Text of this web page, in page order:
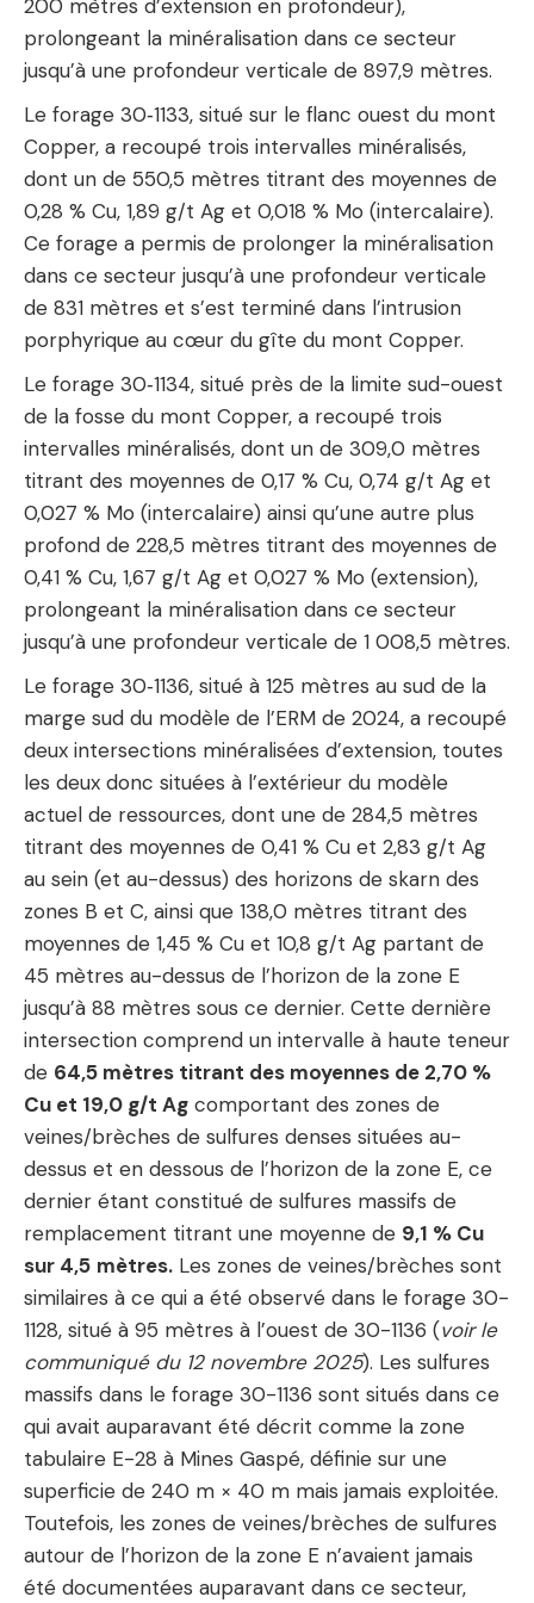
200 mètres d’extension en profondeur),
prolongeant la minéralisation dans ce secteur
jusqu’à une profondeur verticale de 897,9 mètres.
Le forage 30‑1133, situé sur le flanc ouest du mont
Copper, a recoupé trois intervalles minéralisés,
dont un de 550,5 mètres titrant des moyennes de
0,28 % Cu, 1,89 g/t Ag et 0,018 % Mo (intercalaire).
Ce forage a permis de prolonger la minéralisation
dans ce secteur jusqu’à une profondeur verticale
de 831 mètres et s’est terminé dans l’intrusion
porphyrique au cœur du gîte du mont Copper.
Le forage 30‑1134, situé près de la limite sud-ouest
de la fosse du mont Copper, a recoupé trois
intervalles minéralisés, dont un de 309,0 mètres
titrant des moyennes de 0,17 % Cu, 0,74 g/t Ag et
0,027 % Mo (intercalaire) ainsi qu’une autre plus
profond de 228,5 mètres titrant des moyennes de
0,41 % Cu, 1,67 g/t Ag et 0,027 % Mo (extension),
prolongeant la minéralisation dans ce secteur
jusqu’à une profondeur verticale de 1 008,5 mètres.
Le forage 30‑1136, situé à 125 mètres au sud de la
marge sud du modèle de l’ERM de 2024, a recoupé
deux intersections minéralisées d’extension, toutes
les deux donc situées à l’extérieur du modèle
actuel de ressources, dont une de 284,5 mètres
titrant des moyennes de 0,41 % Cu et 2,83 g/t Ag
au sein (et au-dessus) des horizons de skarn des
zones B et C, ainsi que 138,0 mètres titrant des
moyennes de 1,45 % Cu et 10,8 g/t Ag partant de
45 mètres au-dessus de l’horizon de la zone E
jusqu’à 88 mètres sous ce dernier. Cette dernière
intersection comprend un intervalle à haute teneur
de 64,5 mètres titrant des moyennes de 2,70 %
Cu et 19,0 g/t Ag comportant des zones de
veines/brèches de sulfures denses situées au-
dessus et en dessous de l’horizon de la zone E, ce
dernier étant constitué de sulfures massifs de
remplacement titrant une moyenne de 9,1 % Cu
sur 4,5 mètres. Les zones de veines/brèches sont
similaires à ce qui a été observé dans le forage 30-
1128, situé à 95 mètres à l’ouest de 30-1136 (voir le
communiqué du 12 novembre 2025). Les sulfures
massifs dans le forage 30-1136 sont situés dans ce
qui avait auparavant été décrit comme la zone
tabulaire E-28 à Mines Gaspé, définie sur une
superficie de 240 m × 40 m mais jamais exploitée.
Toutefois, les zones de veines/brèches de sulfures
autour de l’horizon de la zone E n’avaient jamais
été documentées auparavant dans ce secteur,